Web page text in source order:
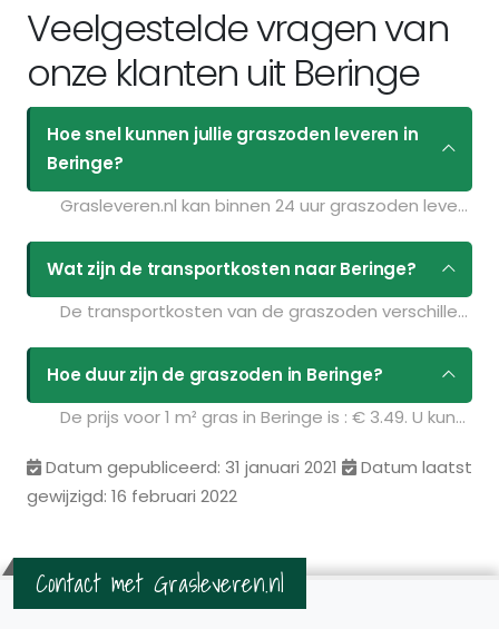
Veelgestelde vragen van
onze klanten uit Beringe
Hoe snel kunnen jullie graszoden leveren in
Beringe?
Grasleveren.nl kan binnen 24 uur graszoden leveren in Beringe. Als u bijvoorbeeld graszoden op maandag bestelt voor 11:30 kunt u ze de volgende dag geleverd krijgen. Kijk voor de actuele leverdagen op de pagina
Wat zijn de transportkosten naar Beringe?
De transportkosten van de graszoden verschillen per postcodegebied en zijn afhankelijk van de hoeveelheid graszoden die u bestelt. Bent u benieuwd naar de prijzen? Vul uw gegevens in op de pagina
Hoe duur zijn de graszoden in Beringe?
De prijs voor 1 m² gras in Beringe is : € 3.49. U kunt deze graszoden bestellen via de volgende link:
Datum gepubliceerd: 31 januari 2021
Datum laatst
gewijzigd: 16 februari 2022
Contact met Grasleveren.nl